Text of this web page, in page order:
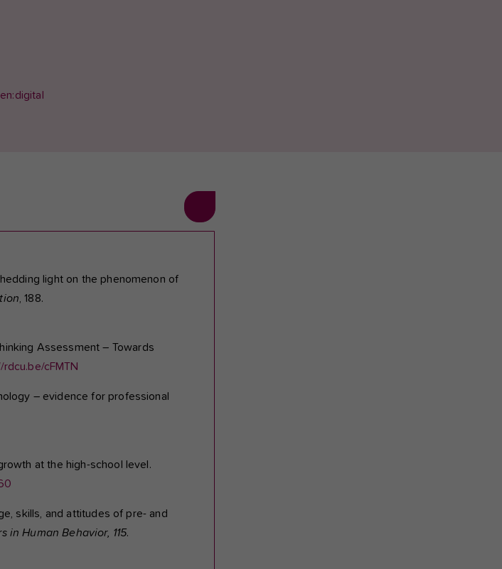
light on the phenomenon of
, 188.
Assessment – Towards
rdcu.be/cFMTN
– evidence for professional
at the high-school level.
skills, and attitudes of pre- and
in Human Behavior, 115.